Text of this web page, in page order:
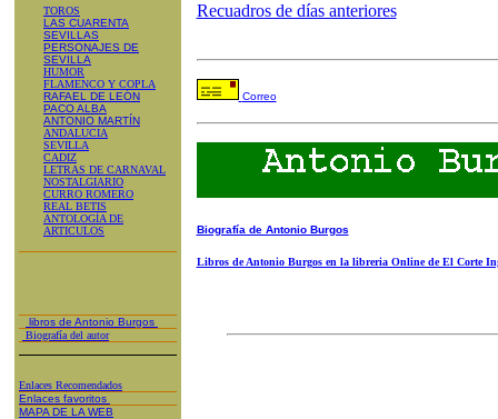
TOROS
LAS CUARENTA
SEVILLAS
PERSONAJES DE
SEVILLA
HUMOR
FLAMENCO Y COPLA
RAFAEL DE LEÓN
PACO ALBA
ANTONIO MARTÍN
ANDALUCIA
SEVILLA
CADIZ
LETRAS DE CARNAVAL
NOSTALGIARIO
CURRO ROMERO
REAL BETIS
ANTOLOGÍA DE
ARTICULOS
libros de Antonio Burgos
Biografía del autor
Enlaces Recomendados
Enlaces favoritos
MAPA DE LA WEB
Recuadros de días anteriores
Correo
Biografía de Antonio Burgos
Libros de Antonio Burgos en la libreria Online de El Corte